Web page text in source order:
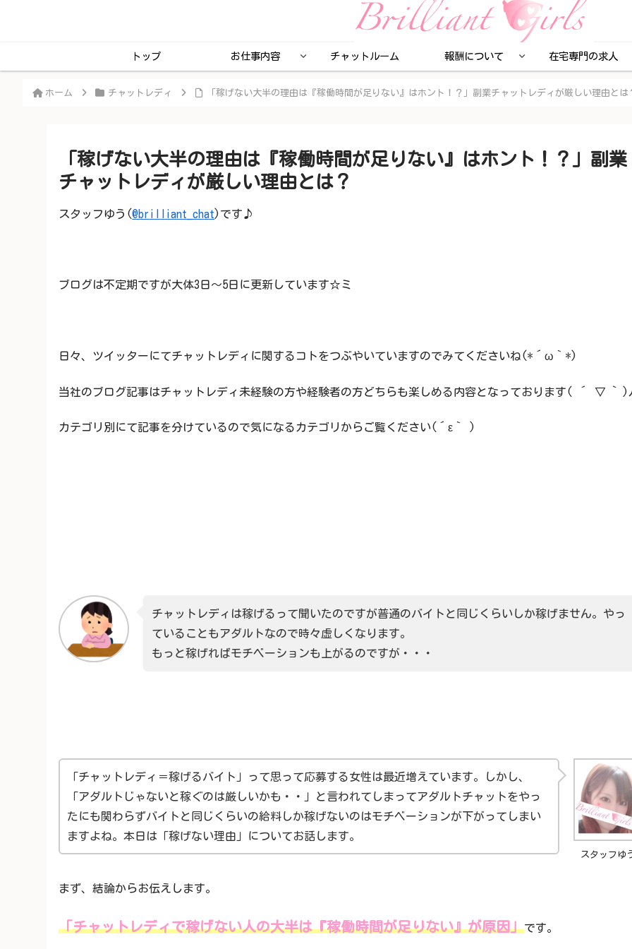
トップ お仕事内容 チャットルーム 報酬について 在宅専門の求人
ホーム チャットレディ 「稼げない大半の理由は『稼働時間が足りない』はホント！？」副業チャットレディが厳しい理由とは
「稼げない大半の理由は『稼働時間が足りない』はホント！？」副業
チャットレディが厳しい理由とは？
スタッフゆう(@brilliant_chat)です♪
ブログは不定期ですが大体3日～5日に更新しています☆ミ
日々、ツイッターにてチャットレディに関するコトをつぶやいていますのでみてくださいね(*´ω｀*)
当社のブログ記事はチャットレディ未経験の方や経験者の方どちらも楽しめる内容となっております( ´ ▽ ` )
カテゴリ別にて記事を分けているので気になるカテゴリからご覧ください(´ε｀ )
チャットレディは稼げるって聞いたのですが普通のバイトと同じくらいしか稼げません。やっ
ていることもアダルトなので時々虚しくなります。
もっと稼げればモチベーションも上がるのですが・・・
スタッフゆ
「チャットレディ＝稼げるバイト」って思って応募する女性は最近増えています。しかし、
「アダルトじゃないと稼ぐのは厳しいかも・・」と言われてしまってアダルトチャットをやっ
たにも関わらずバイトと同じくらいの給料しか稼げないのはモチベーションが下がってしまい
ますよね。本日は「稼げない理由」についてお話します。
まず、結論からお伝えします。
「チャットレディで稼げない人の大半は『稼働時間が足りない』が原因」です。